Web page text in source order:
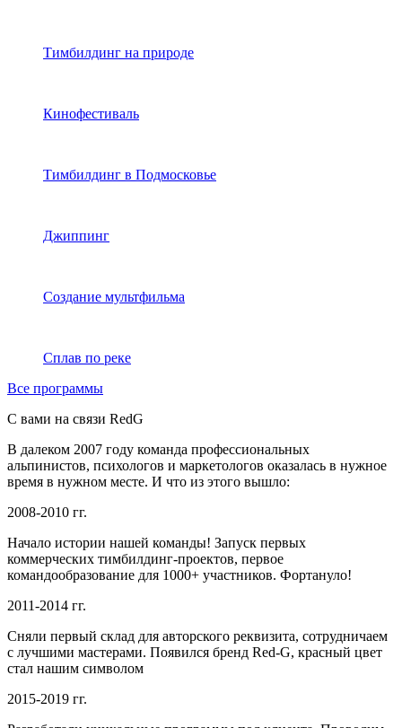
Тимбилдинг на природе
Кинофестиваль
Тимбилдинг в Подмосковье
Джиппинг
Создание мультфильма
Сплав по реке
Все программы
С вами на связи RedG
В далеком 2007 году команда профессиональных
альпинистов, психологов и маркетологов оказалась в нужное
время в нужном месте. И что из этого вышло:
2008-2010 гг.
Начало истории нашей команды! Запуск первых
коммерческих тимбилдинг-проектов, первое
командообразование для 1000+ участников. Фортануло!
2011-2014 гг.
Сняли первый склад для авторского реквизита, сотрудничаем
с лучшими мастерами. Появился бренд Red-G, красный цвет
стал нашим символом
2015-2019 гг.